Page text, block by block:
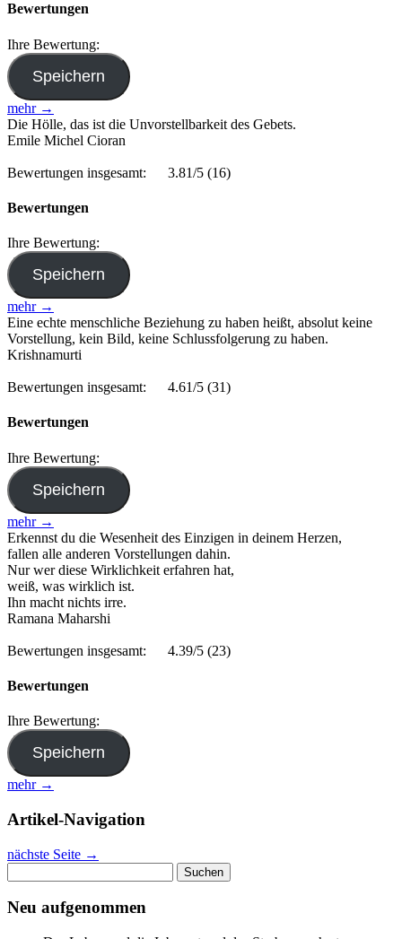
Bewertungen
Ihre Bewertung:
mehr →
Die Hölle, das ist die Unvorstellbarkeit des Gebets.
Emile Michel Cioran
Bewertungen insgesamt: 3.81/5 (16)
Bewertungen
Ihre Bewertung:
mehr →
Eine echte menschliche Beziehung zu haben heißt, absolut keine
Vorstellung, kein Bild, keine Schlussfolgerung zu haben.
Krishnamurti
Bewertungen insgesamt: 4.61/5 (31)
Bewertungen
Ihre Bewertung:
mehr →
Erkennst du die Wesenheit des Einzigen in deinem Herzen,
fallen alle anderen Vorstellungen dahin.
Nur wer diese Wirklichkeit erfahren hat,
weiß, was wirklich ist.
Ihn macht nichts irre.
Ramana Maharshi
Bewertungen insgesamt: 4.39/5 (23)
Bewertungen
Ihre Bewertung:
mehr →
Artikel-Navigation
nächste Seite →
nach:
Neu aufgenommen